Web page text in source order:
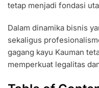
tetap menjadi fondasi
Dalam dinamika bisnis
sekaligus
gagang kayu Kauman
memperkuat legalitas